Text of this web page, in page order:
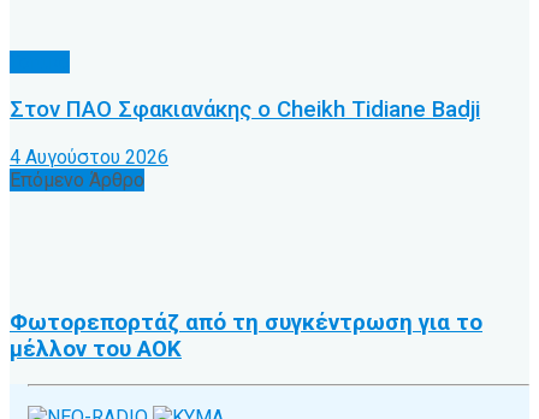
Στον ΠΑΟ Σφακιανάκης ο Cheikh Tidiane Badji
4 Αυγούστου 2026
Επόμενο Άρθρο
Φωτορεπορτάζ από τη συγκέντρωση για το
μέλλον του ΑΟΚ